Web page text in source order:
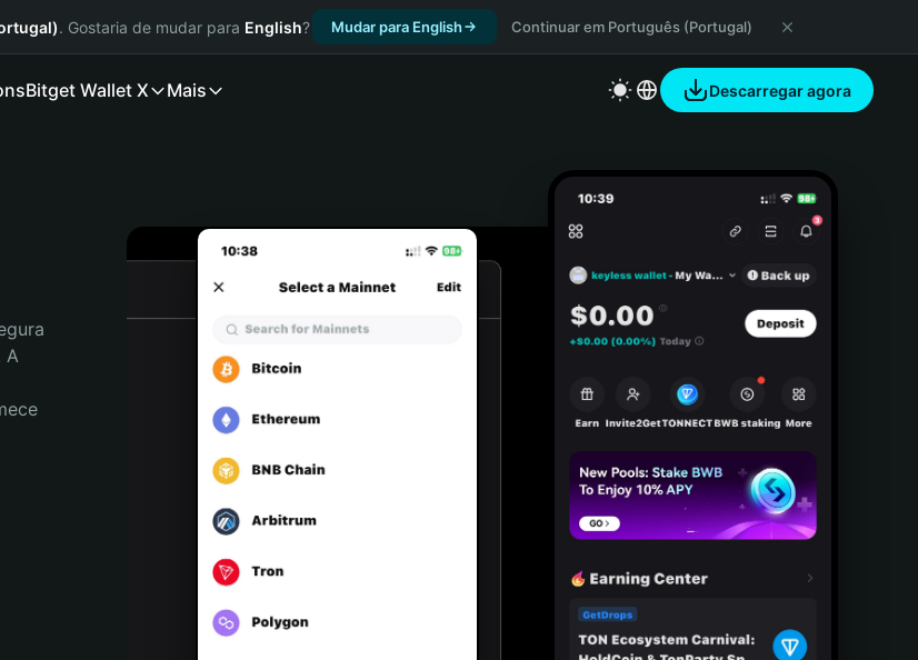
. Gostaria de mudar para English? Mudar para English Continuar em Português (Portugal)
Bitget Wallet X Mais Descarregar agora
A